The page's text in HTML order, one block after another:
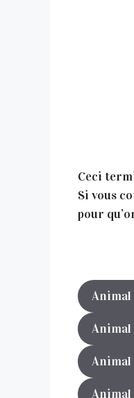
Ceci
Si vous
pour
Animal
Animal
Animal
Animal